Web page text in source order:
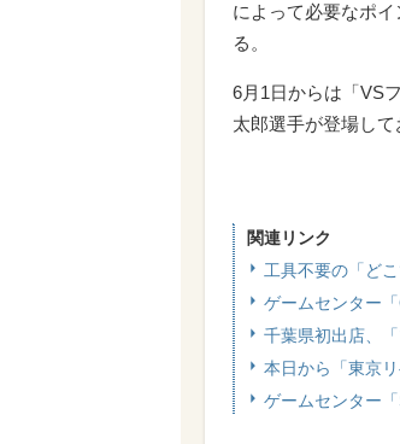
によって必要なポ
る。
6月1日からは「VS
太郎選手が登場し
関連リンク
工具不要の「ど
ゲームセンター
千葉県初出店、
本日から「東京
ゲームセンター